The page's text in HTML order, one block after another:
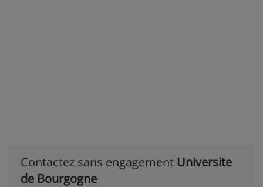
Contactez sans engagement Universite
de Bourgogne